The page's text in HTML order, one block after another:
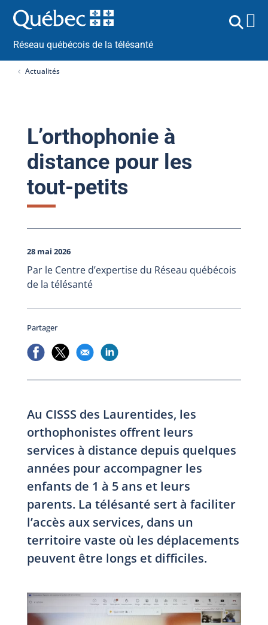
Réseau québécois de la télésanté
Actualités
L’orthophonie à
distance pour les
tout-petits
28 mai 2026
Par le Centre d’expertise du Réseau québécois
de la télésanté
Partager
Au CISSS des Laurentides, les
orthophonistes offrent leurs
services à distance depuis quelques
années pour accompagner les
enfants de 1 à 5 ans et leurs
parents. La télésanté sert à faciliter
l’accès aux services, dans un
territoire vaste où les déplacements
peuvent être longs et difficiles.